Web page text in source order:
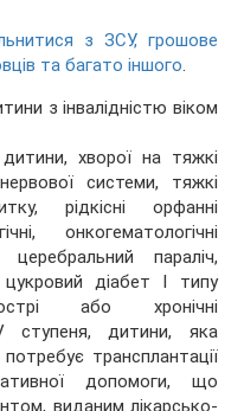
з ЗСУ, грошове
та багато іншого.
з інвалідністю віком
хворої на тяжкі
системи, тяжкі
рідкісні орфанні
онкогематологічні
параліч,
цукровий діабет I типу
або хронічні
ступеня, дитини, яка
трансплантації
допомоги, що
виданим лікарсько-